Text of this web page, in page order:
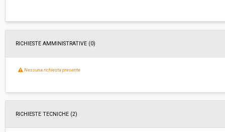
RICHIESTE AMMINISTRATIVE (0)
Nessuna richiesta presente
RICHIESTE TECNICHE (2)